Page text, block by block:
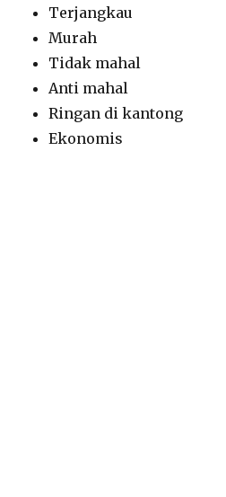
Terjangkau
Murah
Tidak mahal
Anti mahal
Ringan di kantong
Ekonomis